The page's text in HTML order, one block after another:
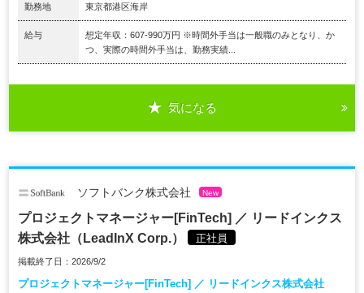
勤務地 東京都港区海岸
給与
想定年収：607-990万円 ※時間外手当は一般職のみとなり、か
つ、実際の時間外手当は、勤務実績...
気になる
ソフトバンク株式会社 New
プロジェクトマネージャー[FinTech] ／ リードインクス
株式会社（LeadInX Corp.）
正社員
掲載終了日：2026/9/2
プロジェクトマネージャー[FinTech] ／ リードインクス株式会社